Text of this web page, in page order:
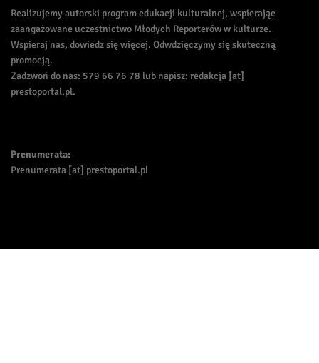
Realizujemy autorski program edukacji kulturalnej, wspierając
zaangażowane uczestnictwo Młodych Reporterów w kulturze.
Wspieraj nas, dowiedz się więcej. Odwdzięczymy się skuteczną
promocją.
Zadzwoń do nas: 579 66 76 78 lub napisz: redakcja [at]
prestoportal.pl.
Prenumerata:
Prenumerata [at] prestoportal.pl